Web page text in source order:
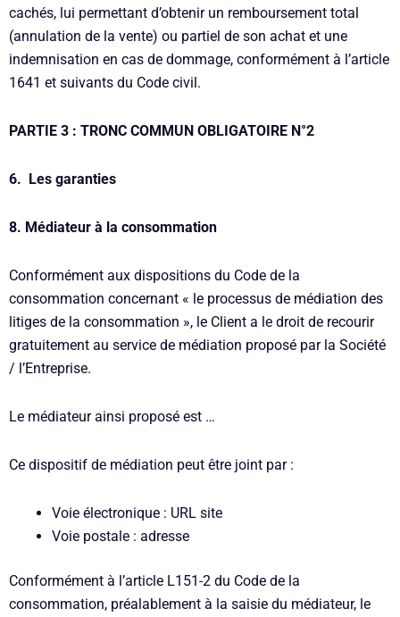
cachés, lui permettant d’obtenir un remboursement total
(annulation de la vente) ou partiel de son achat et une
indemnisation en cas de dommage, conformément à l’article
1641 et suivants du Code civil.
PARTIE 3 : TRONC COMMUN OBLIGATOIRE N°2
6. Les garanties
8. Médiateur à la consommation
Conformément aux dispositions du Code de la
consommation concernant « le processus de médiation des
litiges de la consommation », le Client a le droit de recourir
gratuitement au service de médiation proposé par la Société
/ l’Entreprise.
Le médiateur ainsi proposé est …
Ce dispositif de médiation peut être joint par :
Voie électronique : URL site
Voie postale : adresse
Conformément à l’article L151-2 du Code de la
consommation, préalablement à la saisie du médiateur, le